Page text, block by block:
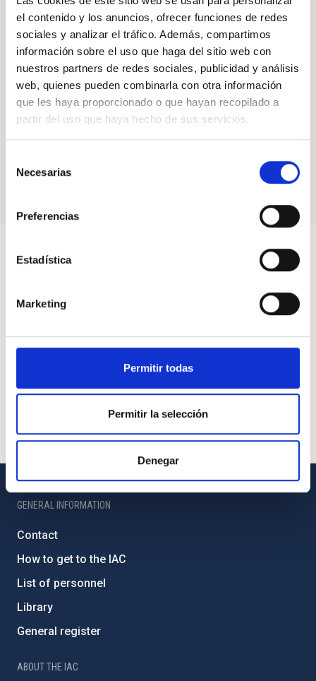
el contenido y los anuncios, ofrecer funciones de redes
sociales y analizar el tráfico. Además, compartimos
información sobre el uso que haga del sitio web con
nuestros partners de redes sociales, publicidad y análisis
web, quienes pueden combinarla con otra información
que les haya proporcionado o que hayan recopilado a
partir del uso que haya hecho de sus servicios.
Necesarias
Preferencias
Estadística
Marketing
Permitir todas
Permitir la selección
Denegar
GENERAL INFORMATION
Contact
How to get to the IAC
List of personnel
Library
General register
ABOUT THE IAC